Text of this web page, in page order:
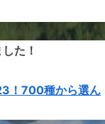
た！
！700種から選ん